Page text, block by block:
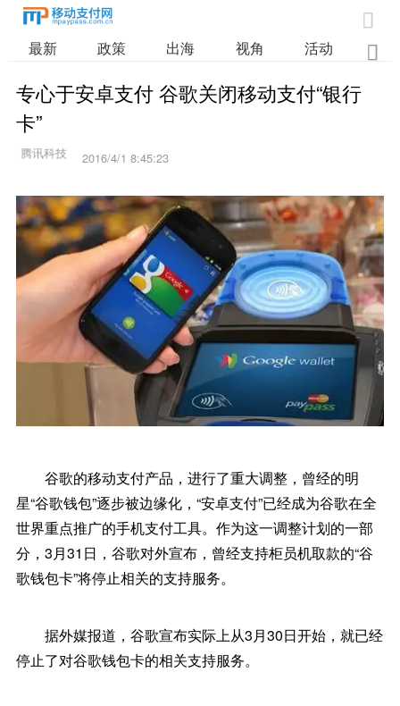

最新 政策 出海 视角 活动 业

专心于安卓支付 谷歌关闭移动支付“银行
卡”
2016/4/1 8:45:23
谷歌的移动支付产品，进行了重大调整，曾经的明
星“谷歌钱包”逐步被边缘化，“安卓支付”已经成为谷歌在全
世界重点推广的手机支付工具。作为这一调整计划的一部
分，3月31日，谷歌对外宣布，曾经支持柜员机取款的“谷
歌钱包卡”将停止相关的支持服务。
据外媒报道，谷歌宣布实际上从3月30日开始，就已经
停止了对谷歌钱包卡的相关支持服务。